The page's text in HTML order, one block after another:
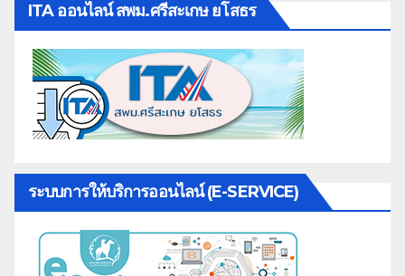
ITA ออนไลน์ สพม.ศรีสะเกษ ยโสธร
ระบบการให้บริการออนไลน์ (E-SERVICE)